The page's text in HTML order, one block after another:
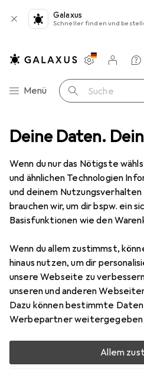
Deine Daten.
Wenn du nur das Nötigste
und ähnlichen Technologien
und deinem
brauchen wir, um dir bspw. ein
Basisfunktionen wie den
Wenn du allem zustimmst,
hinaus nutzen, um dir
unsere Webseite zu
unseren und anderen
Dazu können bestimmte
Werbepartner weitergegeben
Allem
Galaxus
Schneller finden und
Navigation nach Kategorien
Menü Suche
Einstellungen
Kundenkonto
Vergleichslisten
Merklisten
Warenkorb
Medien Bücher Belletristik
EUR
24,–
Am
Deutsch,
Zubehör für Am
Maultierpass aus den
Schreibtisch Accessoire.